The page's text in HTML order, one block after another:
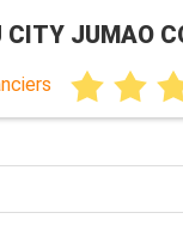
CITY JUMAO